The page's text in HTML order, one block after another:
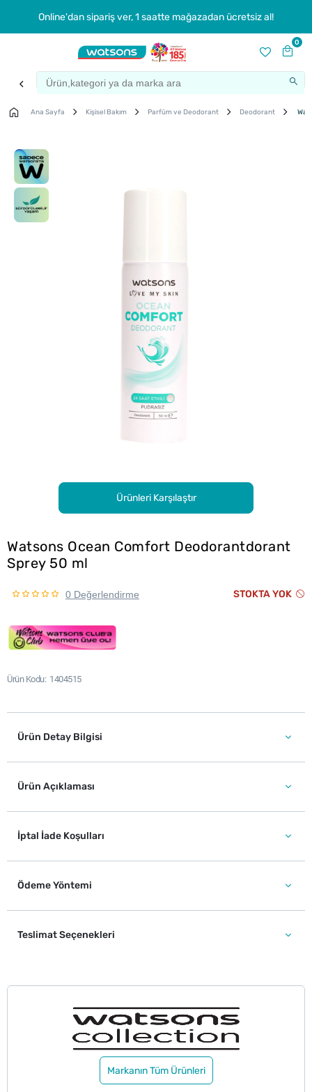
Online'dan sipariş ver, 1 saatte mağazadan ücretsiz al!
0
Ana Sayfa Kişisel Bakım Parfüm ve Deodorant Deodorant
Ürünleri Karşılaştır
Watsons Ocean Comfort Deodorantdorant
Sprey 50 ml
0 Değerlendirme STOKTA YOK
Ürün Kodu 1404515
Ürün Detay Bilgisi
Ürün Açıklaması
İptal İade Koşulları
Ödeme Yöntemi
Teslimat Seçenekleri
Markanın Tüm Ürünleri